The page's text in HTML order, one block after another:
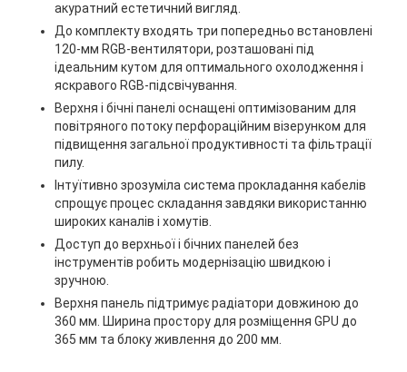
акуратний естетичний вигляд.
До комплекту входять три попередньо встановлені
120-мм RGB-вентилятори, розташовані під
ідеальним кутом для оптимального охолодження і
яскравого RGB-підсвічування.
Верхня і бічні панелі оснащені оптимізованим для
повітряного потоку перфораційним візерунком для
підвищення загальної продуктивності та фільтрації
пилу.
Інтуїтивно зрозуміла система прокладання кабелів
спрощує процес складання завдяки використанню
широких каналів і хомутів.
Доступ до верхньої і бічних панелей без
інструментів робить модернізацію швидкою і
зручною.
Верхня панель підтримує радіатори довжиною до
360 мм. Ширина простору для розміщення GPU до
365 мм та блоку живлення до 200 мм.